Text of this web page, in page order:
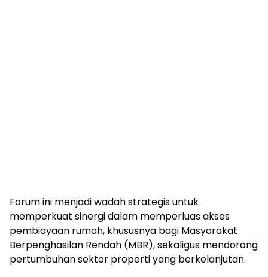
Forum ini menjadi wadah strategis untuk
memperkuat sinergi dalam memperluas akses
pembiayaan rumah, khususnya bagi Masyarakat
Berpenghasilan Rendah (MBR), sekaligus mendorong
pertumbuhan sektor properti yang berkelanjutan.